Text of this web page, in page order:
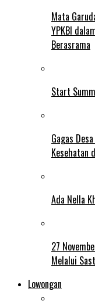
Mata
YPKBI
Berasrama
Start
Gagas
Kesehatan
Ada Nella
27
Melalui
Lowongan